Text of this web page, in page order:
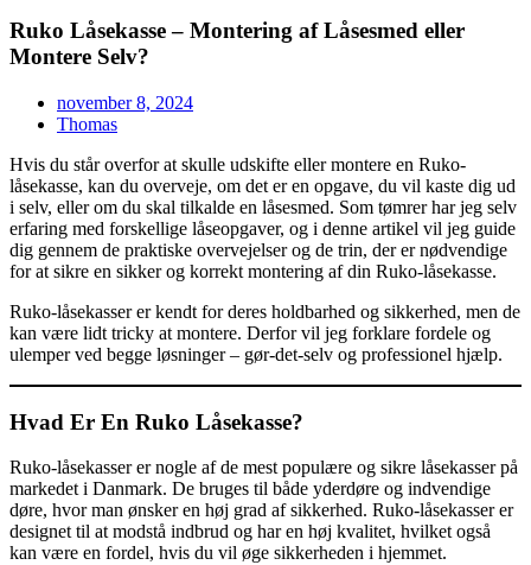
Ruko Låsekasse – Montering af Låsesmed eller
Montere Selv?
november 8, 2024
Thomas
Hvis du står overfor at skulle udskifte eller montere en Ruko-
låsekasse, kan du overveje, om det er en opgave, du vil kaste dig ud
i selv, eller om du skal tilkalde en låsesmed. Som tømrer har jeg selv
erfaring med forskellige låseopgaver, og i denne artikel vil jeg guide
dig gennem de praktiske overvejelser og de trin, der er nødvendige
for at sikre en sikker og korrekt montering af din Ruko-låsekasse.
Ruko-låsekasser er kendt for deres holdbarhed og sikkerhed, men de
kan være lidt tricky at montere. Derfor vil jeg forklare fordele og
ulemper ved begge løsninger – gør-det-selv og professionel hjælp.
Hvad Er En Ruko Låsekasse?
Ruko-låsekasser er nogle af de mest populære og sikre låsekasser på
markedet i Danmark. De bruges til både yderdøre og indvendige
døre, hvor man ønsker en høj grad af sikkerhed. Ruko-låsekasser er
designet til at modstå indbrud og har en høj kvalitet, hvilket også
kan være en fordel, hvis du vil øge sikkerheden i hjemmet.